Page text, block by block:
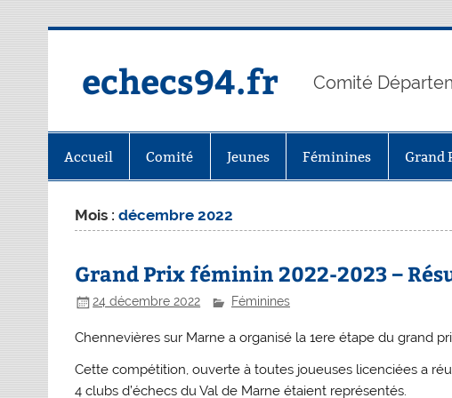
echecs94.fr Comité
Accueil Comité Jeunes Féminines Grand
Mois :décembre 2022
Grand Prix féminin 2022-2023 –
24 décembre 2022 Féminines
Chennevières sur Marne a organisé la 1ere étape du grand
Cette compétition, ouverte à toutes joueuses licenciées a
4 clubs d’échecs du Val de Marne étaient représentés.